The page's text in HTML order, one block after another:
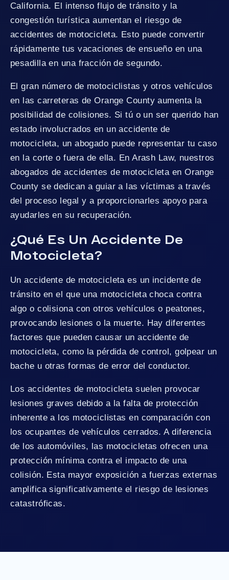
California. El intenso flujo de tránsito y la
congestión turística aumentan el riesgo de
accidentes de motocicleta. Esto puede convertir
rápidamente tus vacaciones de ensueño en una
pesadilla en una fracción de segundo.
El gran número de motociclistas y otros vehículos
en las carreteras de Orange County aumenta la
posibilidad de colisiones. Si tú o un ser querido han
estado involucrados en un accidente de
motocicleta, un abogado puede representar tu caso
en la corte o fuera de ella. En Arash Law, nuestros
abogados de accidentes de motocicleta en Orange
County se dedican a guiar a las víctimas a través
del proceso legal y a proporcionarles apoyo para
ayudarles en su recuperación.
¿Qué Es Un Accidente De
Motocicleta?
Un accidente de motocicleta es un incidente de
tránsito en el que una motocicleta choca contra
algo o colisiona con otros vehículos o peatones,
provocando lesiones o la muerte. Hay diferentes
factores que pueden causar un accidente de
motocicleta, como la pérdida de control, golpear un
bache u otras formas de error del conductor.
Los accidentes de motocicleta suelen provocar
lesiones graves debido a la falta de protección
inherente a los motociclistas en comparación con
los ocupantes de vehículos cerrados. A diferencia
de los automóviles, las motocicletas ofrecen una
protección mínima contra el impacto de una
colisión. Esta mayor exposición a fuerzas externas
amplifica significativamente el riesgo de lesiones
catastróficas.